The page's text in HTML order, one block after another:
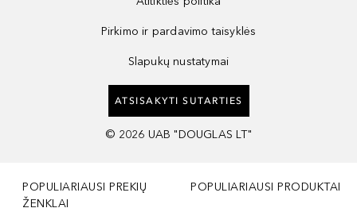
Pirkimo ir pardavimo taisyklės
Slapukų nustatymai
ATSISAKYTI SUTARTIES
© 2026 UAB "DOUGLAS LT"
POPULIARIAUSI PREKIŲ
ŽENKLAI
POPULIARIAUSI PRODUKTAI